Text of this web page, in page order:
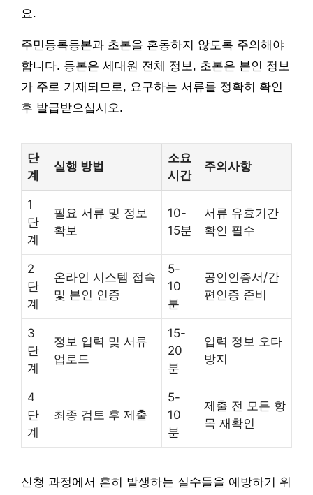
요.
주민등록등본과 초본을 혼동하지 않도록 주의해야
합니다. 등본은 세대원 전체 정보, 초본은 본인 정보
가 주로 기재되므로, 요구하는 서류를 정확히 확인
후 발급받으십시오.
단
계
실행 방법
소요
시간
주의사항
1
단
계
필요 서류 및 정보
확보
10-
15분
서류 유효기간
확인 필수
2
단
계
온라인 시스템 접속
및 본인 인증
5-
10
분
공인인증서/간
편인증 준비
3
단
계
정보 입력 및 서류
업로드
15-
20
분
입력 정보 오타
방지
4
단
계
최종 검토 후 제출
5-
10
분
제출 전 모든 항
목 재확인
신청 과정에서 흔히 발생하는 실수들을 예방하기 위